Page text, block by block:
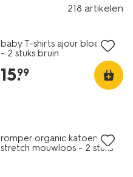
218 artikelen
baby T-shirts ajour bloemen
- 2 stuks bruin
15.
99
romper organic katoen
stretch mouwloos - 2 stuks